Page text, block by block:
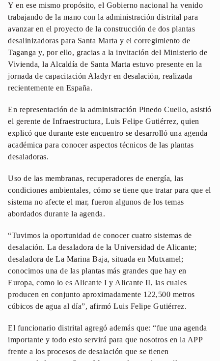
Y en ese mismo propósito, el Gobierno nacional ha venido
trabajando de la mano con la administración distrital para
avanzar en el proyecto de la construcción de dos plantas
desalinizadoras para Santa Marta y el corregimiento de
Taganga y, por ello, gracias a la invitación del Ministerio de
Vivienda, la Alcaldía de Santa Marta estuvo presente en la
jornada de capacitación Aladyr en desalación, realizada
recientemente en España.
En representación de la administración Pinedo Cuello, asistió
el gerente de Infraestructura, Luis Felipe Gutiérrez, quien
explicó que durante este encuentro se desarrolló una agenda
académica para conocer aspectos técnicos de las plantas
desaladoras.
Uso de las membranas, recuperadores de energía, las
condiciones ambientales, cómo se tiene que tratar para que el
sistema no afecte el mar, fueron algunos de los temas
abordados durante la agenda.
“Tuvimos la oportunidad de conocer cuatro sistemas de
desalación. La desaladora de la Universidad de Alicante;
desaladora de La Marina Baja, situada en Mutxamel;
conocimos una de las plantas más grandes que hay en
Europa, como lo es Alicante I y Alicante II, las cuales
producen en conjunto aproximadamente 122,500 metros
cúbicos de agua al día”, afirmó Luis Felipe Gutiérrez.
El funcionario distrital agregó además que: “fue una agenda
importante y todo esto servirá para que nosotros en la APP
frente a los procesos de desalación que se tienen